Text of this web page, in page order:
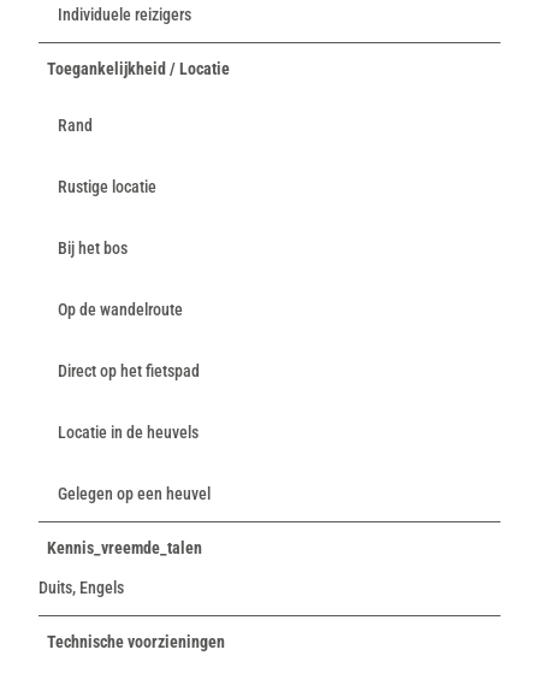
Individuele reizigers
Toegankelijkheid / Locatie
Rand
Rustige locatie
Bij het bos
Op de wandelroute
Direct op het fietspad
Locatie in de heuvels
Gelegen op een heuvel
Kennis_vreemde_talen
Duits, Engels
Technische voorzieningen